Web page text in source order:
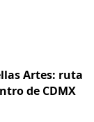
Artes: ruta
de CDMX